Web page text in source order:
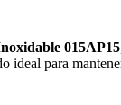
015AP15
ideal para